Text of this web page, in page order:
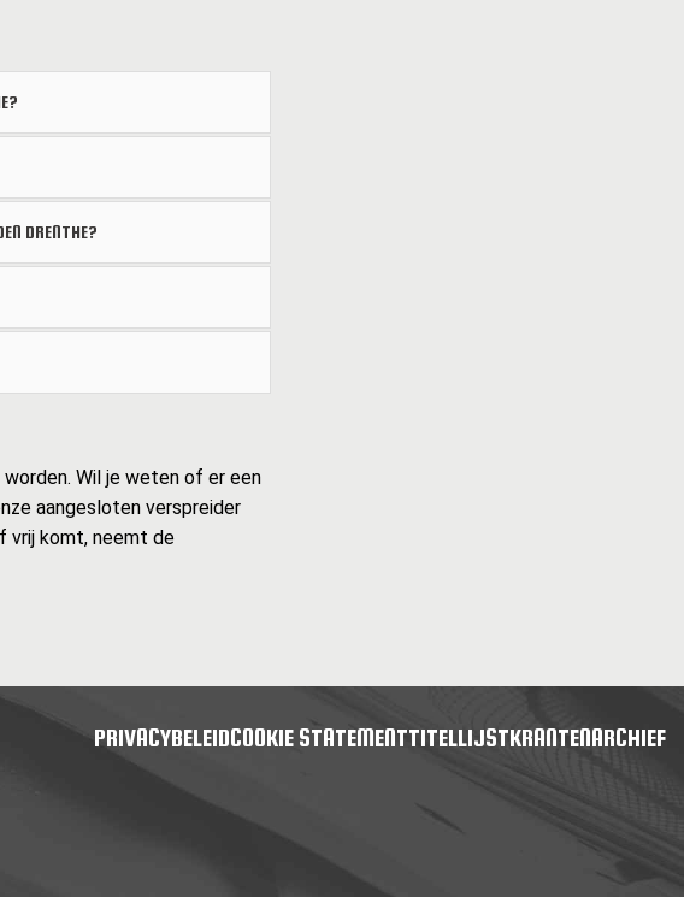
DRENTHE?
Wil je weten of er een
aangesloten verspreider
vrij komt, neemt de
PRIVACYBELEIDCOOKIE STATEMENTTITELLIJSTKRANTENARCHIEF